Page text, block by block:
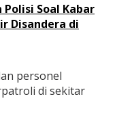
Soal Kabar
Disandera di
personel
di sekitar